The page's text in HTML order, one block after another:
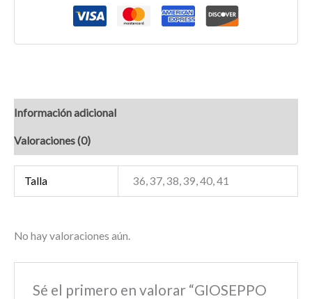
Información adicional
Valoraciones (0)
Talla 36, 37, 38, 39, 40, 41
No hay valoraciones aún.
Sé el primero en valorar “GIOSEPPO